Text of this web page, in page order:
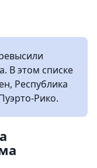
В этом списке
Республика
Рико.